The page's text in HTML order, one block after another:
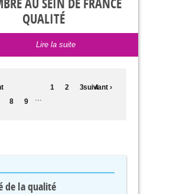
AU SEIN DE FRANCE
QUALITÉ
Lire la suite
1 2 3
4
8 9 …
suivant ›
de la qualité